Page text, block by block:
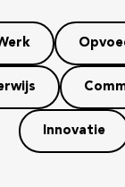
Innovatie